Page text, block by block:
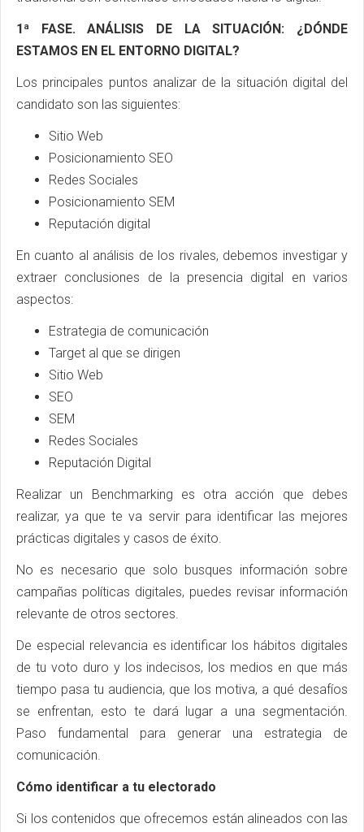
1ª FASE. ANÁLISIS DE LA SITUACIÓN: ¿DÓNDE
ESTAMOS EN EL ENTORNO DIGITAL?
Los principales puntos analizar de la situación digital del
candidato son las siguientes:
Sitio Web
Posicionamiento SEO
Redes Sociales
Posicionamiento SEM
Reputación digital
En cuanto al análisis de los rivales, debemos investigar y
extraer conclusiones de la presencia digital en varios
aspectos:
Estrategia de comunicación
Target al que se dirigen
Sitio Web
SEO
SEM
Redes Sociales
Reputación Digital
Realizar un Benchmarking es otra acción que debes
realizar, ya que te va servir para identificar las mejores
prácticas digitales y casos de éxito.
No es necesario que solo busques información sobre
campañas políticas digitales, puedes revisar información
relevante de otros sectores.
De especial relevancia es identificar los hábitos digitales
de tu voto duro y los indecisos, los medios en que más
tiempo pasa tu audiencia, que los motiva, a qué desafíos
se enfrentan, esto te dará lugar a una segmentación.
Paso fundamental para generar una estrategia de
comunicación.
Cómo identificar a tu electorado
Si los contenidos que ofrecemos están alineados con las